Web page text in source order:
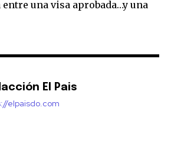
una visa aprobada…y una
El Pais
elpaisdo.com